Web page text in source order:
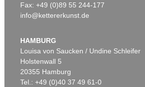
Fax: +49 (0)89 55 244-177
info@kettererkunst.de
HAMBURG
Louisa von Saucken / Undine Schleifer
Holstenwall 5
20355 Hamburg
Tel.: +49 (0)40 37 49 61-0